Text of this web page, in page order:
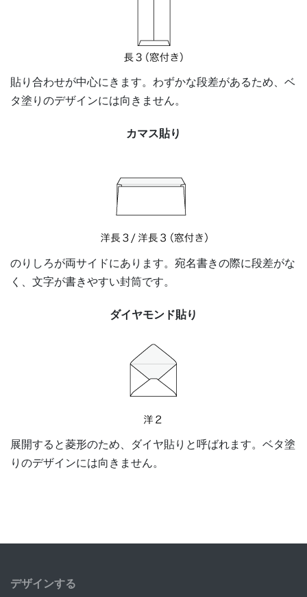
貼り合わせが中心にきます。わずかな段差があるため、ベ
タ塗りのデザインには向きません。
カマス貼り
のりしろが両サイドにあります。宛名書きの際に段差がな
く、文字が書きやすい封筒です。
ダイヤモンド貼り
展開すると菱形のため、ダイヤ貼りと呼ばれます。ベタ塗
りのデザインには向きません。
デザインする